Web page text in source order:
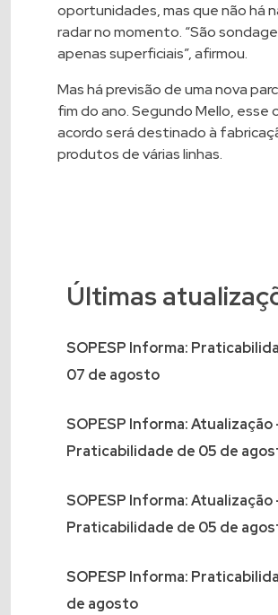
oportunidades, mas que não há
radar no momento. “São
apenas superficiais”, afirmou.
Mas há previsão de uma nova
fim do ano. Segundo Mello, esse
acordo será destinado à
produtos de várias linhas.
Últimas
SOPESP Informa:
07 de agosto
SOPESP Informa: Atualização
Praticabilidade de 05 de
SOPESP Informa: Atualização
Praticabilidade de 05 de
SOPESP Informa:
de agosto